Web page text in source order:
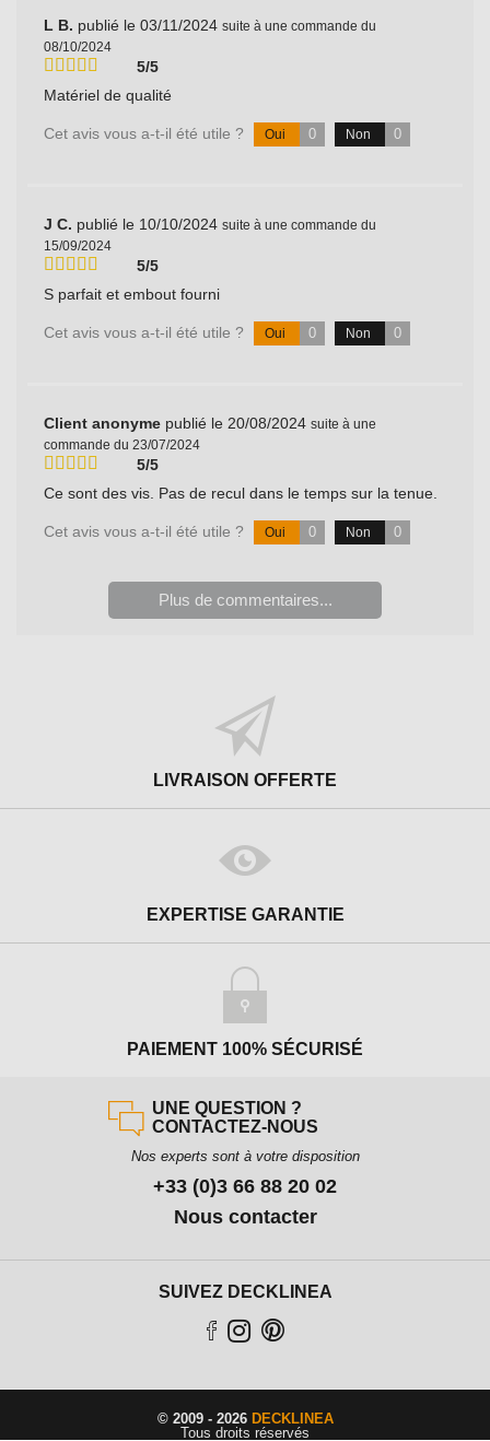
L B. publié le 03/11/2024 suite à une commande du
08/10/2024
5/5
Matériel de qualité
Cet avis vous a-t-il été utile ? Oui 0 Non 0
J C. publié le 10/10/2024 suite à une commande du
15/09/2024
5/5
S parfait et embout fourni
Cet avis vous a-t-il été utile ? Oui 0 Non 0
Client anonyme publié le 20/08/2024 suite à une
commande du 23/07/2024
5/5
Ce sont des vis. Pas de recul dans le temps sur la tenue.
Cet avis vous a-t-il été utile ? Oui 0 Non 0
Plus de commentaires...
LIVRAISON OFFERTE
EXPERTISE GARANTIE
PAIEMENT 100% SÉCURISÉ
UNE QUESTION ?
CONTACTEZ-NOUS
Nos experts sont à votre disposition
+33 (0)3 66 88 20 02
Nous contacter
SUIVEZ DECKLINEA
© 2009 - 2026 DECKLINEA
Tous droits réservés